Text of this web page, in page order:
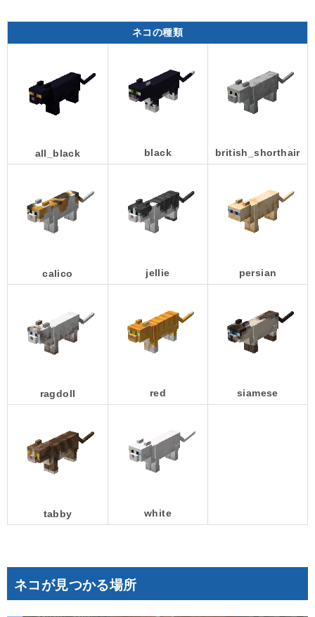
ネコの種類
all_black black british_shorthair
calico jellie persian
ragdoll red siamese
tabby white
ネコが見つかる場所